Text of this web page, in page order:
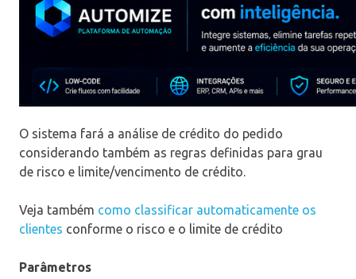
O sistema fará a análise de crédito do pedido
considerando também as regras definidas para grau
de risco e limite/vencimento de crédito.
Veja também como classificar automaticamente os
clientes conforme o risco e o limite de crédito
Parâmetros